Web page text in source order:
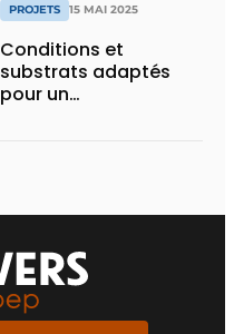
PROJETS 15 MAI 2025
Conditions et
substrats adaptés
pour un